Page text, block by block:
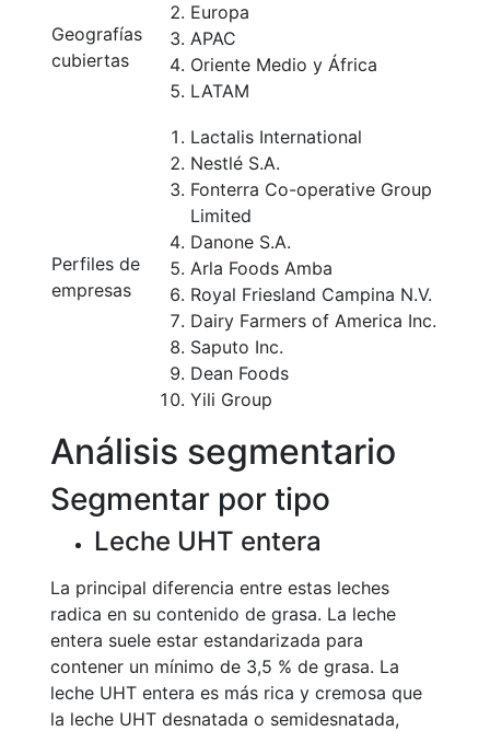
Geografías
cubiertas
Europa
APAC
Oriente Medio y África
LATAM
Perfiles de
empresas
Lactalis International
Nestlé S.A.
Fonterra Co-operative Group
Limited
Danone S.A.
Arla Foods Amba
Royal Friesland Campina N.V.
Dairy Farmers of America Inc.
Saputo Inc.
Dean Foods
Yili Group
Análisis segmentario
Segmentar por tipo
Leche UHT entera
La principal diferencia entre estas leches
radica en su contenido de grasa. La leche
entera suele estar estandarizada para
contener un mínimo de 3,5 % de grasa. La
leche UHT entera es más rica y cremosa que
la leche UHT desnatada o semidesnatada,